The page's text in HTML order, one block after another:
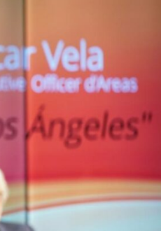
Institut d’Estudis Estratègics
Organizaciones sectoriales
Sociedad Barcelonesa de
Organizaciones territoriales
Historia